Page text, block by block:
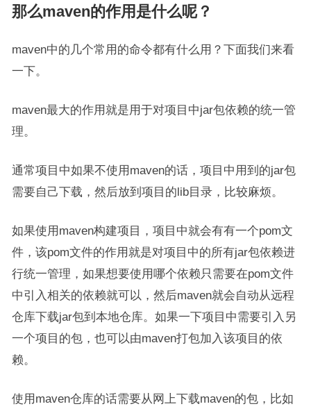
那么maven的作用是什么呢？
maven中的几个常用的命令都有什么用？下面我们来看
一下。
maven最大的作用就是用于对项目中jar包依赖的统一管
理。
通常项目中如果不使用maven的话，项目中用到的jar包
需要自己下载，然后放到项目的lib目录，比较麻烦。
如果使用maven构建项目，项目中就会有有一个pom文
件，该pom文件的作用就是对项目中的所有jar包依赖进
行统一管理，如果想要使用哪个依赖只需要在pom文件
中引入相关的依赖就可以，然后maven就会自动从远程
仓库下载jar包到本地仓库。如果一下项目中需要引入另
一个项目的包，也可以由maven打包加入该项目的依
赖。
使用maven仓库的话需要从网上下载maven的包，比如